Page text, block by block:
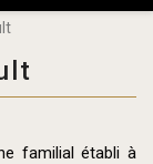
familial établi à